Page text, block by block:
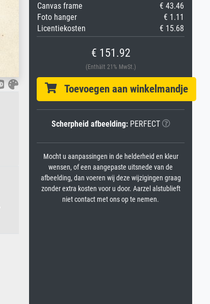
Canvas frame
€ 43.46
Foto hanger
€ 1.11
Licentiekosten
€ 15.68
€ 151.92
(Enthält 21% MwSt.)
Toevoegen aan winkelmandje
Scherpheid afbeelding:PERFECT
Mocht u aanpassingen in de helderheid en kleur
wensen, of een aangepaste uitsnede van de
afbeelding, dan voeren wij deze wijzigingen graag
zonder extra kosten voor u door. Aarzel alstublieft
niet contact met ons op te nemen.